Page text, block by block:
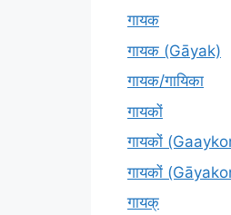
गायक
गायक (Gāyak)
गायक/गायिका
गायकों
गायकों
गायकों
गायक्